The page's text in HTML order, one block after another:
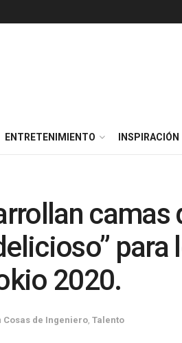
ENTRETENIMIENTO INSPIRACIÓN
camas
para
2020.
Cosas de Ingeniero Talento